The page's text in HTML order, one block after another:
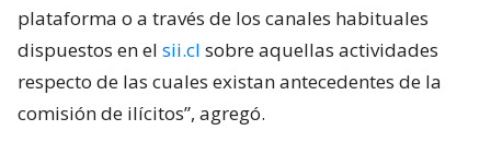
plataforma o a través de los canales habituales
dispuestos en el sii.cl sobre aquellas actividades
respecto de las cuales existan antecedentes de la
comisión de ilícitos”, agregó.